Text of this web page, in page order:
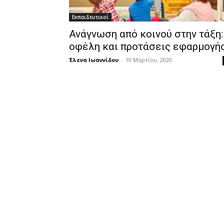
Εκπαιδευτικοί
Ανάγνωση από κοινού στην τάξη:
οφέλη και προτάσεις
Έλενα Ιωαννίδου - 10 Μαρτίου, 2020